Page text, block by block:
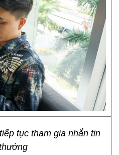
tục tham gia nhắn tin